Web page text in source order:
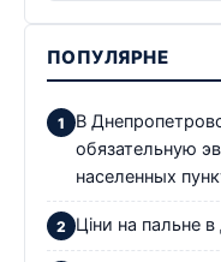
ПОПУЛЯРНЕ
В
обязательную
населенных
Ціни на пальне в